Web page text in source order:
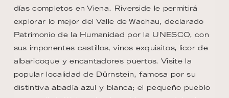
días completos en Viena. Riverside le permitirá
explorar lo mejor del Valle de Wachau, declarado
Patrimonio de la Humanidad por la UNESCO, con
sus imponentes castillos, vinos exquisitos, licor de
albaricoque y encantadores puertos. Visite la
popular localidad de Dürnstein, famosa por su
distintiva abadía azul y blanca; el pequeño pueblo